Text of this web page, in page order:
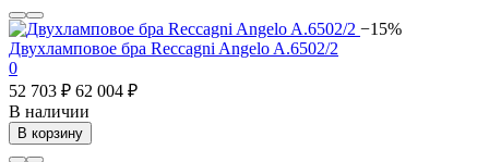
−15%
Двухламповое бра Reccagni Angelo A.6502/2
0
52 703 ₽ 62 004 ₽
В наличии
В корзину